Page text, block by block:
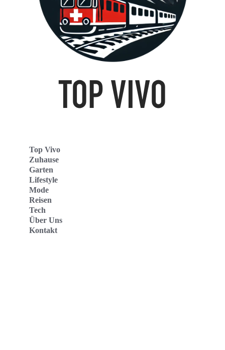
Top Vivo
Zuhause
Garten
Lifestyle
Mode
Reisen
Tech
Über Uns
Kontakt